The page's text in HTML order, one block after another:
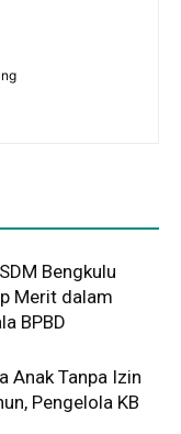
Bengkulu
Merit dalam
BPBD
Anak Tanpa Izin
Pengelola KB